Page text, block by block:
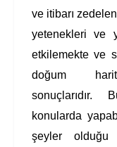
ve itibarı
yetenekleri ve
etkilemekte ve
doğum
sonuçlarıdır.
konularda
şeyler